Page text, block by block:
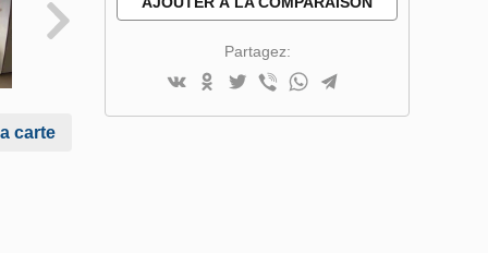
carte
Partagez: